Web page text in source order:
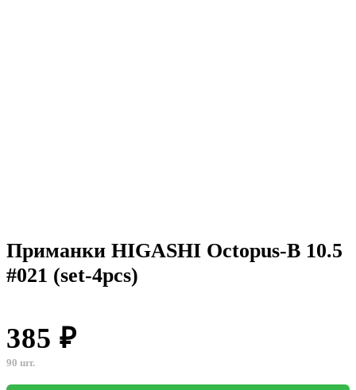
Приманки HIGASHI Octopus-B 10.5
#021 (set-4pcs)
385 ₽
90 шт.